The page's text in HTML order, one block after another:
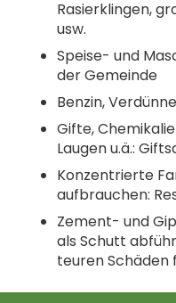
Rasierklingen,
usw.
Speise- und
der Gemeinde
Benzin,
Gifte,
Laugen u.ä.:
Konzentrierte
aufbrauchen:
Zement- und
als Schutt
teuren Schäden